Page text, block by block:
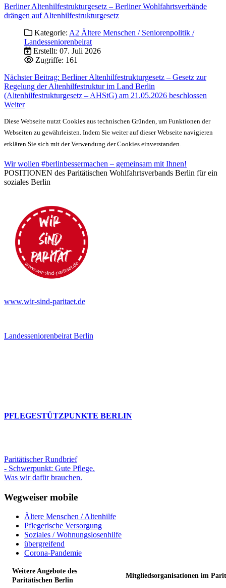
Berliner Altenhilfestrukturgesetz – Berliner Wohlfahrtsverbände
drängen auf Altenhilfestrukturgesetz
Kategorie: A2 Ältere Menschen / Seniorenpolitik /
Landesseniorenbeirat
Erstellt: 07. Juli 2026
Zugriffe: 161
Nächster Beitrag: Berliner Altenhilfestrukturgesetz – Gesetz zur
Regelung der Altenhilfestruktur im Land Berlin
(Altenhilfestrukturgesetz – AHStG) am 21.05.2026 beschlossen
Weiter
Diese Webseite nutzt Cookies aus technischen Gründen, um Funktionen der
Webseiten zu gewährleisten. Indem Sie weiter auf dieser Webseite navigieren
erklären Sie sich mit der Verwendung der Cookies einverstanden.
Wir wollen #berlinbessermachen – gemeinsam mit Ihnen!
POSITIONEN des Paritätischen Wohlfahrtsverbands Berlin für ein
soziales Berlin
www.wir-sind-paritaet.de
Landesseniorenbeirat Berlin
PFLEGESTÜTZPUNKTE BERLIN
Paritätischer Rundbrief
- Schwerpunkt: Gute Pflege.
Was wir dafür brauchen.
Wegweiser mobile
Ältere Menschen / Altenhilfe
Pflegerische Versorgung
Soziales / Wohnungslosenhilfe
übergreifend
Corona-Pandemie
Weitere Angebote des
Paritätischen Berlin
Mitgliedsorganisationen im